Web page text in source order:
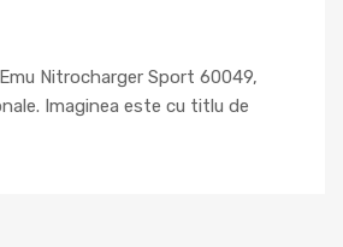
Nitrocharger Sport 60049,
Imaginea este cu titlu de